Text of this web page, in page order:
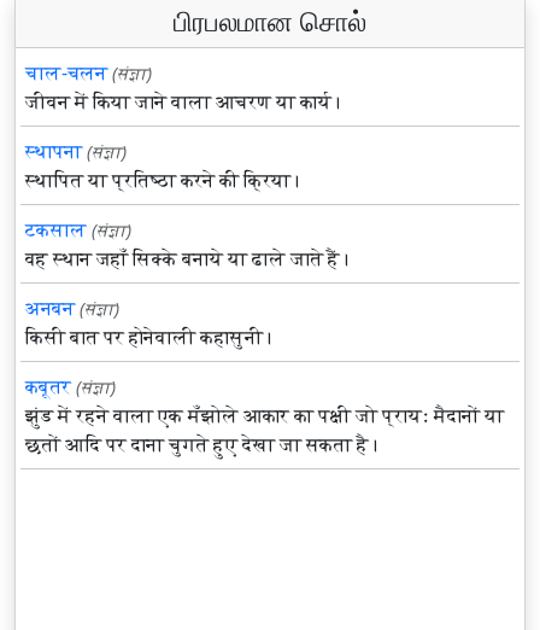
பிரபலமான சொல்
चाल-चलन (संज्ञा)
जीवन में किया जाने वाला आचरण या कार्य।
स्थापना (संज्ञा)
स्थापित या प्रतिष्ठा करने की क्रिया।
टकसाल (संज्ञा)
वह स्थान जहाँ सिक्के बनाये या ढाले जाते हैं।
अनबन (संज्ञा)
किसी बात पर होनेवाली कहासुनी।
कबूतर (संज्ञा)
झुंड में रहने वाला एक मँझोले आकार का पक्षी जो प्रायः मैदानों या
छतों आदि पर दाना चुगते हुए देखा जा सकता है।